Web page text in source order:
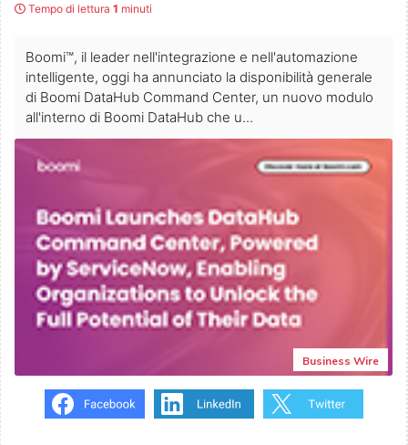
Tempo di lettura 1 minuti
Boomi™, il leader nell'integrazione e nell'automazione
intelligente, oggi ha annunciato la disponibilità generale
di Boomi DataHub Command Center, un nuovo modulo
all'interno di Boomi DataHub che u...
Business Wire